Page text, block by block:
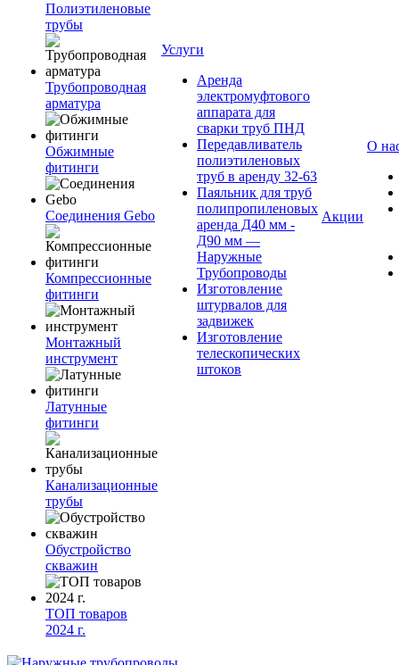
Полиэтиленовые
трубы
Трубопроводная
арматура
Обжимные
фитинги
Соединения Gebo
Компрессионные
фитинги
Монтажный
инструмент
Латунные
фитинги
Канализационные
трубы
Обустройство
скважин
ТОП товаров
2024 г.
Услуги
Аренда
электромуфтового
аппарата для
сварки труб ПНД
Передавливатель
полиэтиленовых
труб в аренду 32-63
Паяльник для труб
полипропиленовых
аренда Д40 мм -
Д90 мм —
Наружные
Трубопроводы
Изготовление
штурвалов для
задвижек
Изготовление
телескопических
штоков
Акции
О